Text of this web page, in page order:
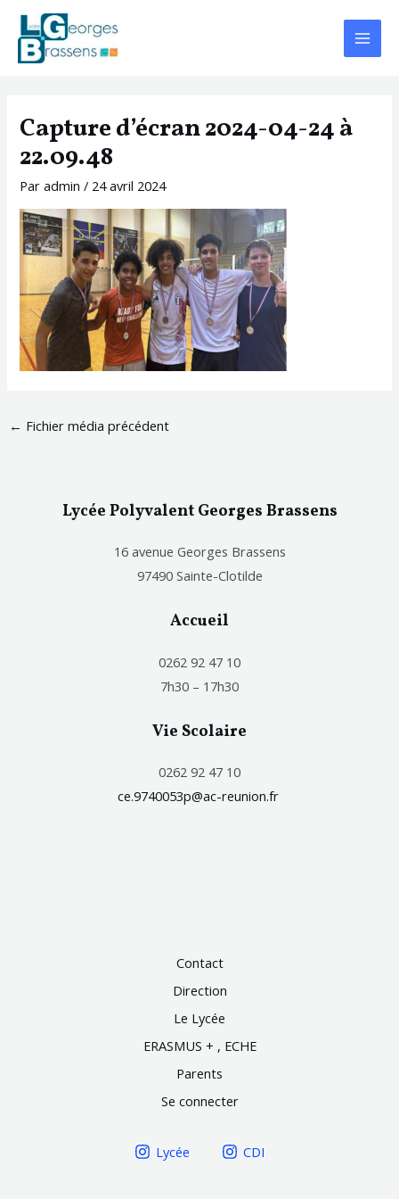
Aller
contenu
Main
Menu
Capture d’écran 2024-04-24 à
22.09.48
Paradmin/ 24 avril 2024
Navigation
des
articles
← Fichier média précédent
Lycée Polyvalent Georges Brassens
16 avenue Georges Brassens
97490 Sainte-Clotilde
Accueil
0262 92 47 10
7h30 – 17h30
Vie Scolaire
0262 92 47 10
ce.9740053p@ac-reunion.fr
Contact
Direction
Le Lycée
ERASMUS + , ECHE
Parents
Se connecter
Lycée CDI